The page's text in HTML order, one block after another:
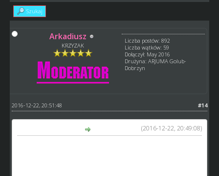
Szukaj
Arkadiusz
KRZYZAK
Liczba postów: 892
Liczba wątków: 59
Dołączył: May 2016
Drużyna: ARJUMA Golub-
Dobrzyn
#14
2016-12-22, 20:51:48
(2016-12-22, 20:49:08)